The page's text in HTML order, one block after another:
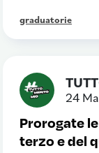
graduatorie
24
Prorogate
terzo e del